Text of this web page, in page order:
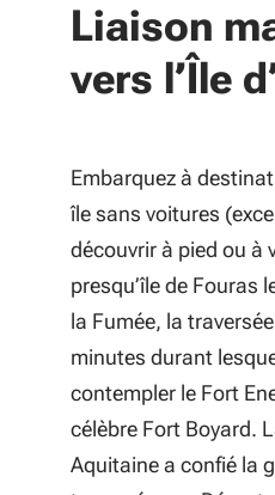
Liaison
vers l’Île
Embarquez à
île sans voitures
découvrir à pied ou à
presqu’île de Fouras
la Fumée, la
minutes durant
contempler le Fort
célèbre Fort Boyard.
Aquitaine a confié la